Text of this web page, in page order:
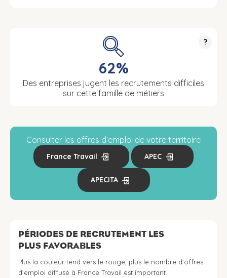
?
62%
Des entreprises jugent les recrutements difficiles
sur cette famille de métiers
Consulter les offres d’emploi de votre territoire
France Travail APEC
APECITA
PÉRIODES DE RECRUTEMENT LES
PLUS FAVORABLES
Plus la couleur tend vers le rouge, plus le nombre d’offres
d’emploi diffusé à France Travail est important.